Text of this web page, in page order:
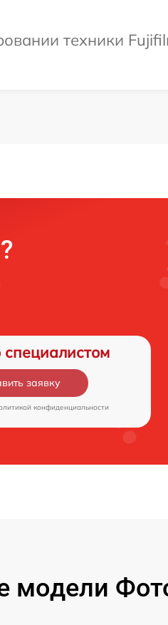
техники
специалистом
заявку
конфиденциальности
модели